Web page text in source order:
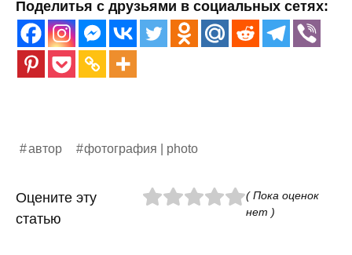
Поделитья с друзьями в социальных сетях:
автор фотография | photo
Оцените эту
статью
( Пока оценок
нет )